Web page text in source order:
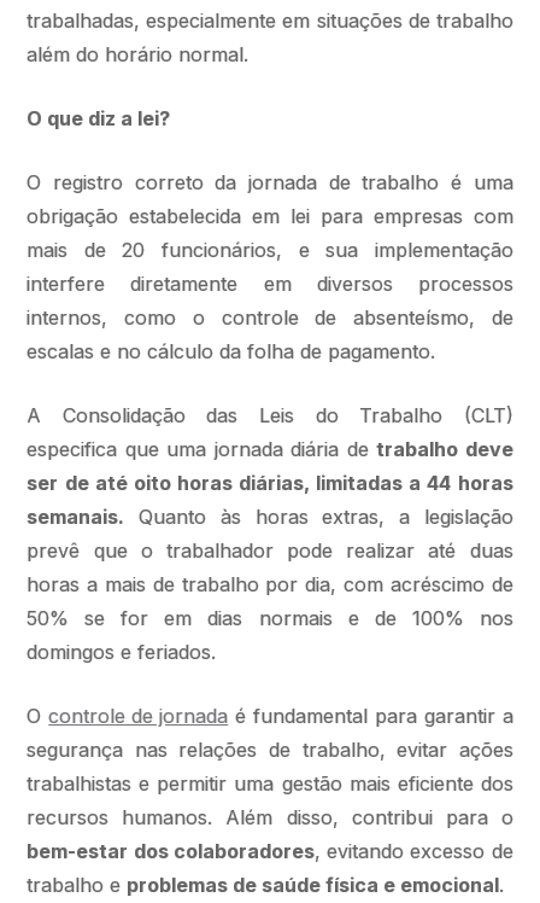
trabalhadas, especialmente em situações de trabalho
além do horário normal.
O que diz a lei?
O registro correto da jornada de trabalho é uma
obrigação estabelecida em lei para empresas com
mais de 20 funcionários, e sua implementação
interfere diretamente em diversos processos
internos, como o controle de absenteísmo, de
escalas e no cálculo da folha de pagamento.
A Consolidação das Leis do Trabalho (CLT)
especifica que uma jornada diária detrabalho deve
ser de até oito horas diárias, limitadas a 44 horas
semanais. Quanto às horas extras, a legislação
prevê que o trabalhador pode realizar até duas
horas a mais de trabalho por dia, com acréscimo de
50% se for em dias normais e de 100% nos
domingos e feriados.
Ocontrole de jornada é fundamental para garantir a
segurança nas relações de trabalho, evitar ações
trabalhistas e permitir uma gestão mais eficiente dos
recursos humanos. Além disso, contribui para o
bem-estar dos colaboradores, evitando excesso de
trabalho e problemas de saúde física e emocional.